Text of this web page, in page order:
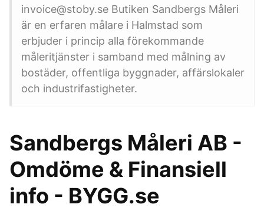
invoice@stoby.se Butiken Sandbergs Måleri
är en erfaren målare i Halmstad som
erbjuder i princip alla förekommande
måleritjänster i samband med målning av
bostäder, offentliga byggnader, affärslokaler
och industrifastigheter.
Sandbergs Måleri AB -
Omdöme & Finansiell
info - BYGG.se